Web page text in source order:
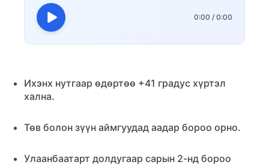
0:00 / 0:00
Ихэнх нутгаар өдөртөө +41 градус хүртэл
хална.
Төв болон зүүн аймгуудад аадар бороо орно.
Улаанбаатарт долдугаар сарын 2-нд бороо